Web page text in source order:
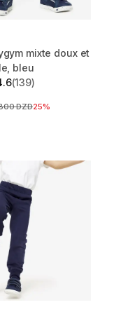
mixte doux et
bleu
stars from 139 reviews
(139)
avant la réduction
DZD25%